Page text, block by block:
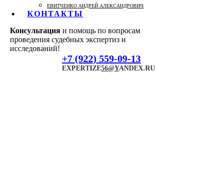
ЕВИТЧЕНКО АНДРЕЙ АЛЕКСАНДРОВИЧ
КОНТАКТЫ
Консультация и помощь по вопросам
проведения судебных экспертиз и
исследований!
+7 (922) 559-09-13
EXPERTIZE56@YANDEX.RU